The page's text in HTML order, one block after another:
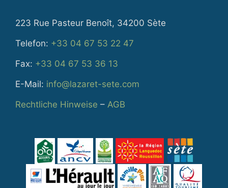
223 Rue Pasteur Benoît, 34200 Sète
Telefon: +33 04 67 53 22 47
Fax: +33 04 67 53 36 13
E-Mail: info@lazaret-sete.com
Rechtliche Hinweise – AGB